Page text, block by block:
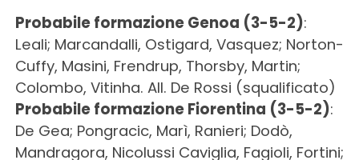
Probabile formazione Genoa (3-5-2):
Leali; Marcandalli, Ostigard, Vasquez; Norton-
Cuffy, Masini, Frendrup, Thorsby, Martin;
Colombo, Vitinha. All. De Rossi (squalificato)
Probabile formazione Fiorentina (3-5-2):
De Gea; Pongracic, Marì, Ranieri; Dodò,
Mandragora, Nicolussi Caviglia, Fagioli, Fortini;